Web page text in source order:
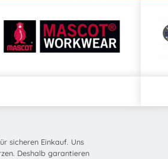
sicheren Einkauf. Uns
Deshalb garantieren